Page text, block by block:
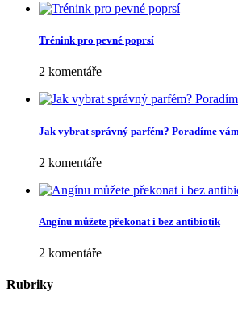
Trénink pro pevné poprsí
2 komentáře
Jak vybrat správný parfém? Poradíme
2 komentáře
Angínu můžete překonat i bez antibiotik
2 komentáře
Rubriky